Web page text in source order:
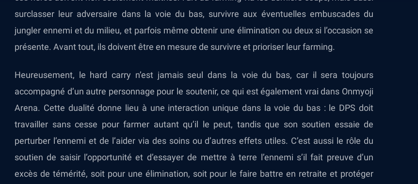
surclasser leur adversaire dans la voie du bas, survivre aux éventuelles embuscades du
jungler ennemi et du milieu, et parfois même obtenir une élimination ou deux si l’occasion se
présente. Avant tout, ils doivent être en mesure de survivre et prioriser leur farming.
Heureusement, le hard carry n’est jamais seul dans la voie du bas, car il sera toujours
accompagné d’un autre personnage pour le soutenir, ce qui est également vrai dans Onmyoji
Arena. Cette dualité donne lieu à une interaction unique dans la voie du bas : le DPS doit
travailler sans cesse pour farmer autant qu’il le peut, tandis que son soutien essaie de
perturber l’ennemi et de l’aider via des soins ou d’autres effets utiles. C’est aussi le rôle du
soutien de saisir l’opportunité et d’essayer de mettre à terre l’ennemi s’il fait preuve d’un
excès de témérité, soit pour une élimination, soit pour le faire battre en retraite et protéger